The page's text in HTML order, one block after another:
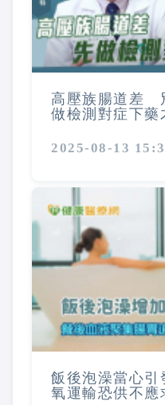
高壓族腸道差
做檢測對症下藥
2025-08-13
飯後泡澡當心引
氧運輸恐供不應